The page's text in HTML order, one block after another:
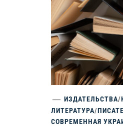
ИЗДАТЕЛЬСТВА/
ЛИТЕРАТУРА/
СОВРЕМЕННАЯ